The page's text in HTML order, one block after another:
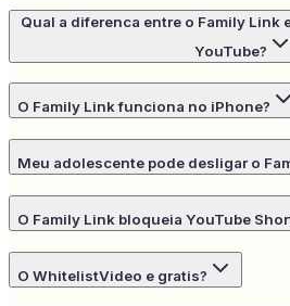
Qual a diferenca entre o Family Link
YouTube?
O Family Link funciona no iPhone?
Meu adolescente pode desligar o
O Family Link bloqueia YouTube
O WhitelistVideo e gratis?